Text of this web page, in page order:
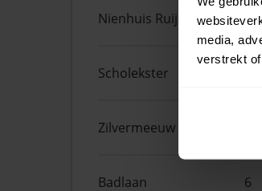
media,
verstrekt
Nienhuis Ruijskade 54
Scholekster
Zilvermeeuw
Badlaan 6